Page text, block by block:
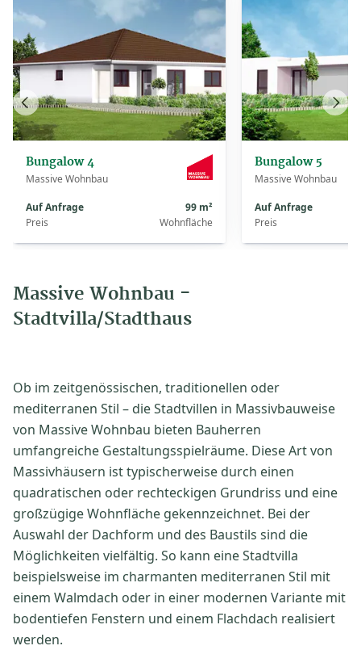
Bungalow 4
Massive Wohnbau
Auf Anfrage
Preis
99 m²
Wohnfläche
Bungalow 5
Massive Wohnbau
Auf Anfrage
Preis
Vorheriges
Haus
Haus
Massive Wohnbau -
Stadtvilla/Stadthaus
Ob im zeitgenössischen, traditionellen oder
mediterranen Stil – die Stadtvillen in Massivbauweise
von Massive Wohnbau bieten Bauherren
umfangreiche Gestaltungsspielräume. Diese Art von
Massivhäusern ist typischerweise durch einen
quadratischen oder rechteckigen Grundriss und eine
großzügige Wohnfläche gekennzeichnet. Bei der
Auswahl der Dachform und des Baustils sind die
Möglichkeiten vielfältig. So kann eine Stadtvilla
beispielsweise im charmanten mediterranen Stil mit
einem Walmdach oder in einer modernen Variante mit
bodentiefen Fenstern und einem Flachdach realisiert
werden.